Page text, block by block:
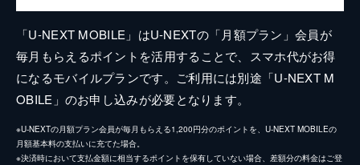
「U-NEXT MOBILE」はU-NEXTの「月額プラン」会員が
毎月もらえるポイントを活用することで、スマホ代がお得
になるモバイルプランです。ご利用には別途「U-NEXT M
OBILE」のお申し込みが必要となります。
※U-NEXTの月額プラン会員が毎月もらえる1,200円分のポイントを、U-NEXT MOBILEの
月額基本料の支払いに充てた場合。
※決済時において支払金額に相当するポイントを保有していない場合、差額分の料金はご登